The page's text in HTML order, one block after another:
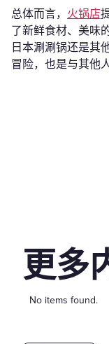
总体而言， 火锅店
了新鲜食材、美味
日本涮涮锅还是其
冒险，也是与其他
更多
No items found.